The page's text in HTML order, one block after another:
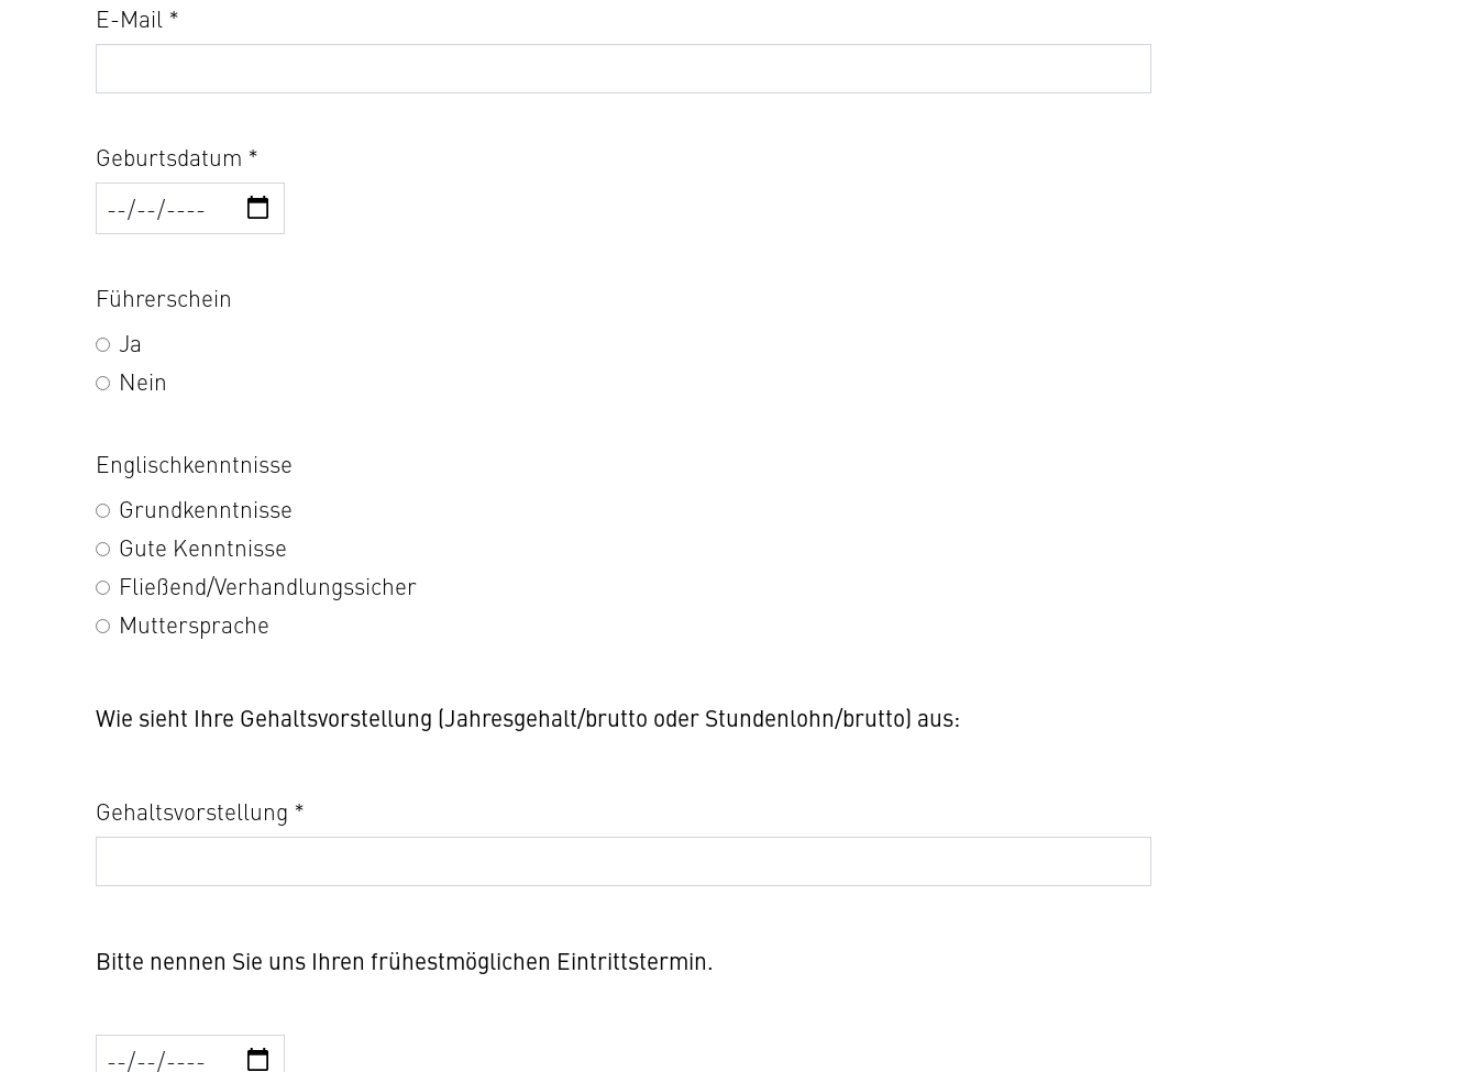
E-Mail *
Geburtsdatum *
Führerschein
Ja
Nein
Englischkenntnisse
Grundkenntnisse
Gute Kenntnisse
Fließend/Verhandlungssicher
Muttersprache
Wie sieht Ihre Gehaltsvorstellung (Jahresgehalt/brutto oder Stundenlohn/brutto) aus:
Gehaltsvorstellung *
Bitte nennen Sie uns Ihren frühestmöglichen Eintrittstermin.